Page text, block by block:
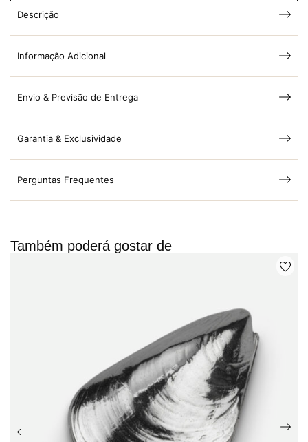
Descrição
Informação Adicional
Envio & Previsão de Entrega
Garantia & Exclusividade
Perguntas Frequentes
Também poderá gostar de